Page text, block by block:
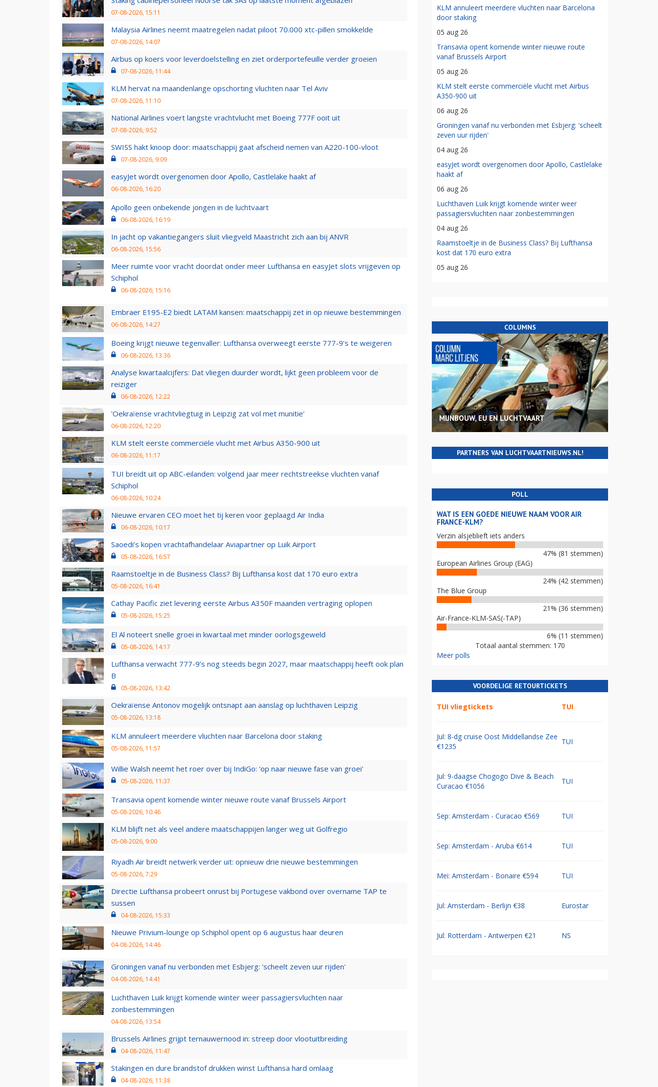
07-08-2026, 15:11
Malaysia Airlines neemt maatregelen nadat piloot 70.000 xtc-pillen smokkelde
07-08-2026, 14:07
Airbus op koers voor leverdoelstelling en ziet orderportefeuille verder groeien
07-08-2026, 11:44
KLM hervat na maandenlange opschorting vluchten naar Tel Aviv
07-08-2026, 11:10
National Airlines voert langste vrachtvlucht met Boeing 777F ooit uit
07-08-2026, 9:52
SWISS hakt knoop door: maatschappij gaat afscheid nemen van A220-100-vloot
07-08-2026, 9:09
easyJet wordt overgenomen door Apollo, Castlelake haakt af
06-08-2026, 16:20
Apollo geen onbekende jongen in de luchtvaart
06-08-2026, 16:19
In jacht op vakantiegangers sluit vliegveld Maastricht zich aan bij ANVR
06-08-2026, 15:56
Meer ruimte voor vracht doordat onder meer Lufthansa en easyJet slots vrijgeven op
Schiphol
06-08-2026, 15:16
Embraer E195-E2 biedt LATAM kansen: maatschappij zet in op nieuwe bestemmingen
06-08-2026, 14:27
Boeing krijgt nieuwe tegenvaller: Lufthansa overweegt eerste 777-9’s te weigeren
06-08-2026, 13:36
Analyse kwartaalcijfers: Dat vliegen duurder wordt, lijkt geen probleem voor de
reiziger
06-08-2026, 12:22
'Oekraïense vrachtvliegtuig in Leipzig zat vol met munitie'
06-08-2026, 12:20
KLM stelt eerste commerciële vlucht met Airbus A350-900 uit
06-08-2026, 11:17
TUI breidt uit op ABC-eilanden: volgend jaar meer rechtstreekse vluchten vanaf
Schiphol
06-08-2026, 10:24
Nieuwe ervaren CEO moet het tij keren voor geplaagd Air India
06-08-2026, 10:17
Saoedi’s kopen vrachtafhandelaar Aviapartner op Luik Airport
05-08-2026, 16:57
Raamstoeltje in de Business Class? Bij Lufthansa kost dat 170 euro extra
05-08-2026, 16:41
Cathay Pacific ziet levering eerste Airbus A350F maanden vertraging oplopen
05-08-2026, 15:25
El Al noteert snelle groei in kwartaal met minder oorlogsgeweld
05-08-2026, 14:17
Lufthansa verwacht 777-9’s nog steeds begin 2027, maar maatschappij heeft ook plan
B
05-08-2026, 13:42
Oekraïense Antonov mogelijk ontsnapt aan aanslag op luchthaven Leipzig
05-08-2026, 13:18
KLM annuleert meerdere vluchten naar Barcelona door staking
05-08-2026, 11:57
Willie Walsh neemt het roer over bij IndiGo: 'op naar nieuwe fase van groei'
05-08-2026, 11:37
Transavia opent komende winter nieuwe route vanaf Brussels Airport
05-08-2026, 10:46
KLM blijft net als veel andere maatschappijen langer weg uit Golfregio
05-08-2026, 9:00
Riyadh Air breidt netwerk verder uit: opnieuw drie nieuwe bestemmingen
05-08-2026, 7:29
Directie Lufthansa probeert onrust bij Portugese vakbond over overname TAP te
sussen
04-08-2026, 15:33
Nieuwe Privium-lounge op Schiphol opent op 6 augustus haar deuren
04-08-2026, 14:46
Groningen vanaf nu verbonden met Esbjerg: 'scheelt zeven uur rijden'
04-08-2026, 14:41
Luchthaven Luik krijgt komende winter weer passagiersvluchten naar
zonbestemmingen
04-08-2026, 13:54
Brussels Airlines grijpt ternauwernood in: streep door vlootuitbreiding
04-08-2026, 11:47
Stakingen en dure brandstof drukken winst Lufthansa hard omlaag
04-08-2026, 11:38
KLM annuleert meerdere vluchten naar Barcelona
door staking
05 aug 26
Transavia opent komende winter nieuwe route
vanaf Brussels Airport
05 aug 26
KLM stelt eerste commerciële vlucht met Airbus
A350-900 uit
06 aug 26
Groningen vanaf nu verbonden met Esbjerg: 'scheelt
zeven uur rijden'
04 aug 26
easyJet wordt overgenomen door Apollo, Castlelake
haakt af
06 aug 26
Luchthaven Luik krijgt komende winter weer
passagiersvluchten naar zonbestemmingen
04 aug 26
Raamstoeltje in de Business Class? Bij Lufthansa
kost dat 170 euro extra
05 aug 26
COLUMNS
MIJNBOUW, EU EN LUCHTVAART
PARTNERS VAN LUCHTVAARTNIEUWS.NL!
POLL
WAT IS EEN GOEDE NIEUWE NAAM VOOR AIR
FRANCE-KLM?
Verzin alsjeblieft iets anders
47% (81 stemmen)
European Airlines Group (EAG)
24% (42 stemmen)
The Blue Group
21% (36 stemmen)
Air-France-KLM-SAS(-TAP)
6% (11 stemmen)
Totaal aantal stemmen: 170
Meer polls
VOORDELIGE RETOURTICKETS
TUI vliegtickets TUI
Jul: 8-dg cruise Oost Middellandse Zee
€1235
TUI
Jul: 9-daagse Chogogo Dive & Beach
Curacao €1056
TUI
Sep: Amsterdam - Curacao €569 TUI
Sep: Amsterdam - Aruba €614 TUI
Mei: Amsterdam - Bonaire €594 TUI
Jul: Amsterdam - Berlijn €38 Eurostar
Jul: Rotterdam - Antwerpen €21 NS